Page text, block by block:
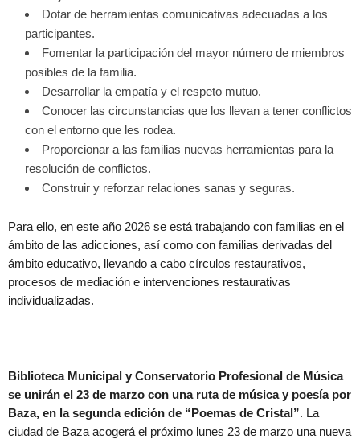
Dotar de herramientas comunicativas adecuadas a los
participantes.
Fomentar la participación del mayor número de miembros
posibles de la familia.
Desarrollar la empatía y el respeto mutuo.
Conocer las circunstancias que los llevan a tener conflictos
con el entorno que les rodea.
Proporcionar a las familias nuevas herramientas para la
resolución de conflictos.
Construir y reforzar relaciones sanas y seguras.
Para ello, en este año 2026 se está trabajando con familias en el
ámbito de las adicciones, así como con familias derivadas del
ámbito educativo, llevando a cabo círculos restaurativos,
procesos de mediación e intervenciones restaurativas
individualizadas.
Biblioteca Municipal y Conservatorio Profesional de Música
se unirán el 23 de marzo con una ruta de música y poesía por
Baza, en la segunda edición de “Poemas de Cristal”. La
ciudad de Baza acogerá el próximo lunes 23 de marzo una nueva